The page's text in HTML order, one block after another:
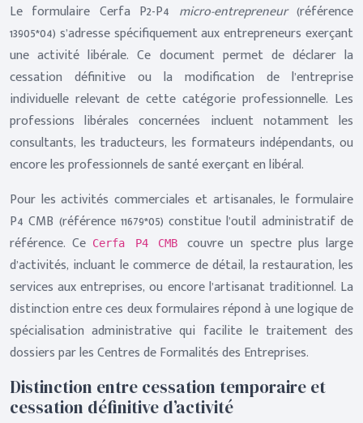
Le formulaire Cerfa P2-P4 micro-entrepreneur(référence
13905*04) s’adresse spécifiquement aux entrepreneurs exerçant
une activité libérale. Ce document permet de déclarer la
cessation définitive ou la modification de l’entreprise
individuelle relevant de cette catégorie professionnelle. Les
professions libérales concernées incluent notamment les
consultants, les traducteurs, les formateurs indépendants, ou
encore les professionnels de santé exerçant en libéral.
Pour les activités commerciales et artisanales, le formulaire
P4 CMB (référence 11679*05) constitue l’outil administratif de
référence. Ce Cerfa P4 CMBcouvre un spectre plus large
d’activités, incluant le commerce de détail, la restauration, les
services aux entreprises, ou encore l’artisanat traditionnel. La
distinction entre ces deux formulaires répond à une logique de
spécialisation administrative qui facilite le traitement des
dossiers par les Centres de Formalités des Entreprises.
Distinction entre cessation temporaire et
cessation définitive d’activité